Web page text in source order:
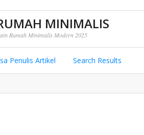
MINIMALIS
Rumah Minimalis Modern 2025
Penulis Artikel Search Results